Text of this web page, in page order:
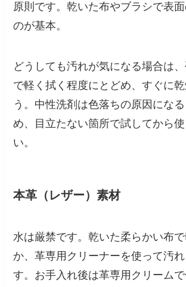
原則です。乾いた布やブラシで表
のが基本。
どうしても汚れが気になる場合は
で軽く拭く程度にとどめ、すぐに
う。中性洗剤は色落ちの原因にな
め、目立たない箇所で試してから
い。
本革（レザー）素材
水は厳禁です。乾いた柔らかい布
か、革専用クリーナーを使って汚
す。お手入れ後は革専用クリーム